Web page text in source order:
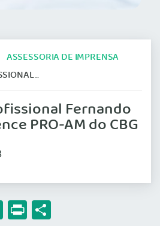
ASSESSORIA DE IMPRENSA
AM DO CBG PRO TOUR
Fernando
PRO-AM do CBG
Email
Print